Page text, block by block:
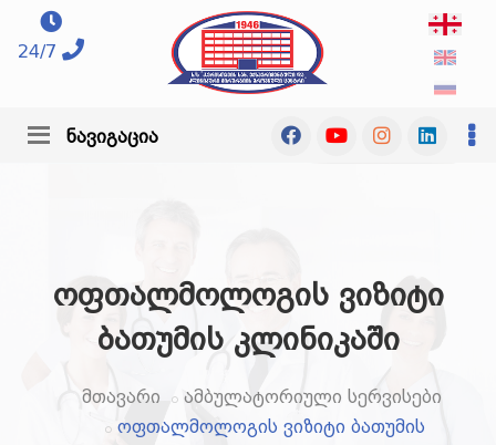
24/7
ნავიგაცია
ოფთალმოლოგის ვიზიტი
ბათუმის კლინიკაში
მთავარი
ამბულატორიული სერვისები
ოფთალმოლოგის ვიზიტი ბათუმის